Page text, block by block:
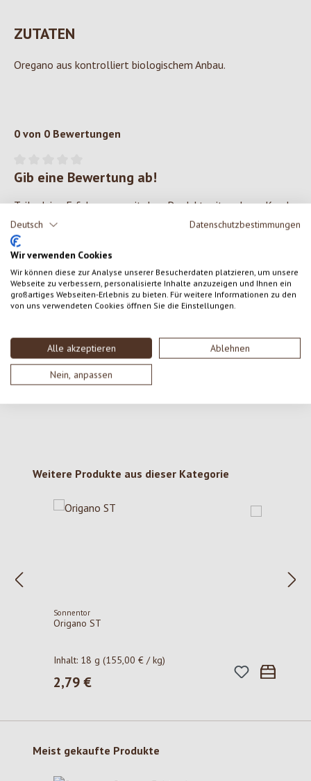
Deutsch Datenschutzbestimmungen
Wir verwenden Cookies
Wir können diese zur Analyse unserer Besucherdaten platzieren, um unsere
Webseite zu verbessern, personalisierte Inhalte anzuzeigen und Ihnen ein
großartiges Webseiten-Erlebnis zu bieten. Für weitere Informationen zu den
von uns verwendeten Cookies öffnen Sie die Einstellungen.
Alle akzeptieren Ablehnen
Nein, anpassen
ZUTATEN
Oregano aus kontrolliert biologischem Anbau.
0 von 0 Bewertungen
Durchschnittliche Bewertung von 0 von 5 Sternen
Gib eine Bewertung ab!
Teile deine Erfahrungen mit dem Produkt mit anderen Kunden.
Bewertungen nur in der aktuellen Sprache anzeigen.
Keine Bewertungen gefunden. Gehe voran und teile
deine Erkenntnisse mit anderen.
Produktgalerie überspringen
Weitere Produkte aus dieser Kategorie
Sonnentor
Origano ST
Inhalt: 18 g(155,00 € / kg)
Regulärer Preis:
2,79 €
Produktgalerie überspringen
Meist gekaufte Produkte